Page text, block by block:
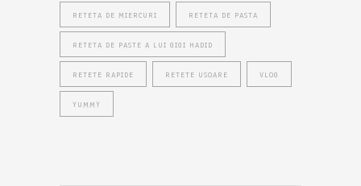
RETETA DE MIERCURI RETETA DE PASTA
RETETA DE PASTE A LUI GIGI HADID
RETETE RAPIDE RETETE USOARE VLOG
YUMMY